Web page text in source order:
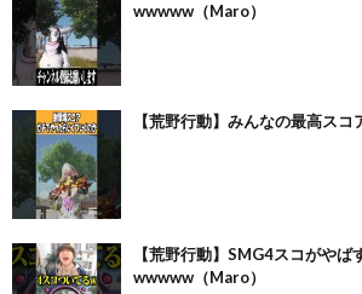
wwwww（Maro）
【荒野行動】みんなの最高スコ
【荒野行動】SMG4スコがやば
wwwww（Maro）